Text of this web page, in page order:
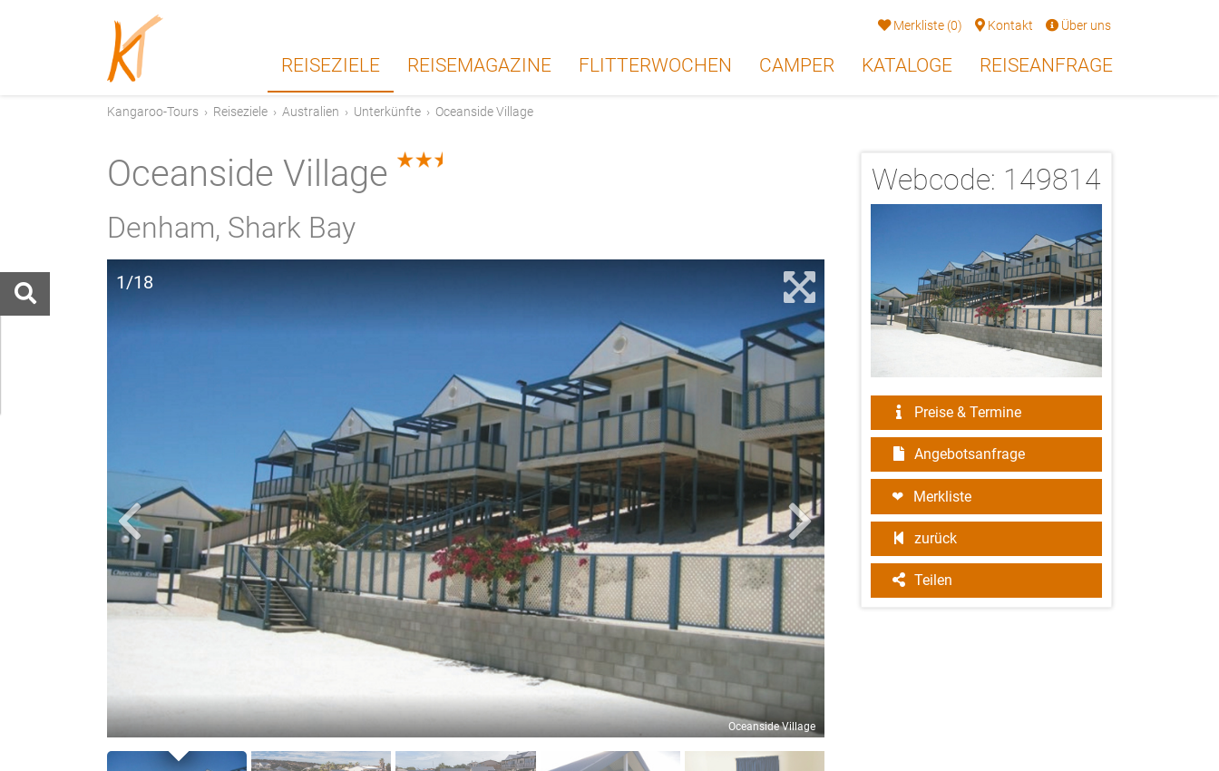
Merkliste (0) Kontakt Über uns
REISEZIELE REISEMAGAZINE FLITTERWOCHEN CAMPER KATALOGE REISEANFRAGE
Kangaroo-Tours › Reiseziele › Australien › Unterkünfte › Oceanside Village
Webcode: 149814
Preise & Termine
Angebotsanfrage
Merkliste
zurück
Teilen
Oceanside Village 2.5
Denham, Shark Bay
1/18
Oceanside Village
2/18